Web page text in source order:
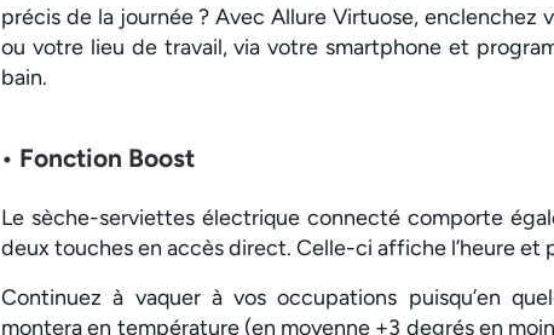
précis de la journée ? Avec Allure Virtuose,
ou votre lieu de travail, via votre smartphone et
bain.
• Fonction Boost
Le sèche-serviettes électrique connecté comporte
deux touches en accès direct. Celle-ci affiche l’heure et
Continuez à vaquer à vos occupations puisqu’en
montera en température (en moyenne +3 degrés en